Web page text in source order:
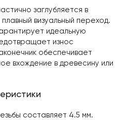
заглубляется в
визуальный переход.
идеальную
износ
обеспечивает
вхождение в древесину или
составляет 4.5 мм.